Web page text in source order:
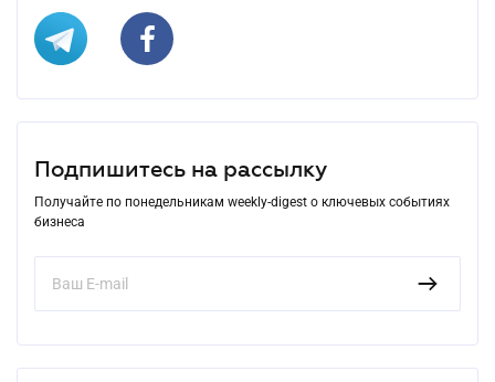
Подпишитесь на рассылку
Получайте по понедельникам weekly-digest о ключевых событиях
бизнеса